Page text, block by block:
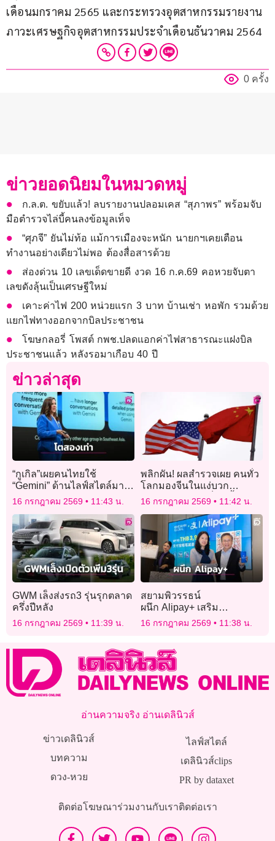
เดือนมกราคม 2565 และกระทรวงอุตสาหกรรมรายงาน
ภาวะเศรษฐกิจอุตสาหกรรมประจำเดือนธันวาคม 2564
0 ครั้ง
ข่าวยอดนิยมในหมวดหมู่
ก.ล.ต. ขยับแล้ว! ลบรายงานปลอมเคส “สุภาพร” พร้อมจับ
มือตำรวจไล่บี้คนลงข้อมูลเท็จ
“ศุภจี” ยันไม่ท้อ แม้การเมืองจะหนัก นายกฯเคยเตือน
ทำงานอย่างเดียวไม่พอ ต้องสื่อสารด้วย
ส่องด่วน 10 เลขเด็ดขายดี งวด 16 ก.ค.69 คอหวยจับตา
เลขดังลุ้นเป็นเศรษฐีใหม่
เคาะค่าไฟ 200 หน่วยแรก 3 บาท บ้านเช่า หอพัก รวมด้วย
แยกไฟทางออกจากบิลประชาชน
โฆษกลอรี่ โพสต์ กพช.ปลดแอกค่าไฟสาธารณะแฝงบิล
ประชาชนแล้ว หลังรอมาเกือบ 40 ปี
ข่าวล่าสุด
“กูเกิล”เผยคนไทยใช้
“Gemini” ด้านไลฟ์สไตล์มาก
สุดในอาเซียน
16 กรกฎาคม 2569 11:43 น.
พลิกผัน! ผลสำรวจเผย คนทั่ว
โลกมองจีนในแง่บวก
มากกว่าสหรัฐ “เป็นครั้งแรก”
16 กรกฎาคม 2569 11:42 น.
GWM เล็งส่งรถ3 รุ่นรุกตลาด
ครึ่งปีหลัง
16 กรกฎาคม 2569 11:39 น.
สยามพิวรรธน์
ผนึก Alipay+ เสริม
แกร่ง Digital Payment
Ecosystem
16 กรกฎาคม 2569 11:38 น.
อ่านความจริง อ่านเดลินิวส์
ข่าวเดลินิวส์
บทความ
ดวง-หวย
ไลฟ์สไตล์
เดลินิวส์clips
PR by dataxet
ติดต่อโฆษณาร่วมงานกับเราติดต่อเรา